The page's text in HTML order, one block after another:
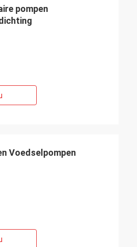
pompen
Voedselpompen